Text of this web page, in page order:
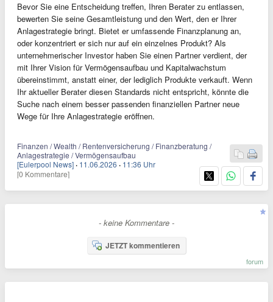
Bevor Sie eine Entscheidung treffen, Ihren Berater zu entlassen,
bewerten Sie seine Gesamtleistung und den Wert, den er Ihrer
Anlagestrategie bringt. Bietet er umfassende Finanzplanung an,
oder konzentriert er sich nur auf ein einzelnes Produkt? Als
unternehmerischer Investor haben Sie einen Partner verdient, der
mit Ihrer Vision für Vermögensaufbau und Kapitalwachstum
übereinstimmt, anstatt einer, der lediglich Produkte verkauft. Wenn
Ihr aktueller Berater diesen Standards nicht entspricht, könnte die
Suche nach einem besser passenden finanziellen Partner neue
Wege für Ihre Anlagestrategie eröffnen.
Finanzen / Wealth / Rentenversicherung / Finanzberatung /
Anlagestrategie / Vermögensaufbau
[Eulerpool News] · 11.06.2026 · 11:36 Uhr
[0 Kommentare]
- keine Kommentare -
JETZT kommentieren
forum